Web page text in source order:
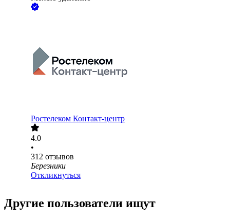
Ростелеком Контакт-центр
4.0
•
312 отзывов
Березники
Откликнуться
Другие пользователи ищут